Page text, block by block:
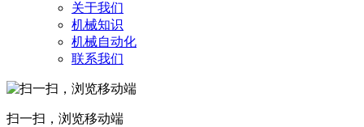
关于我们
机械知识
机械自动化
联系我们
扫一扫，浏览移动端